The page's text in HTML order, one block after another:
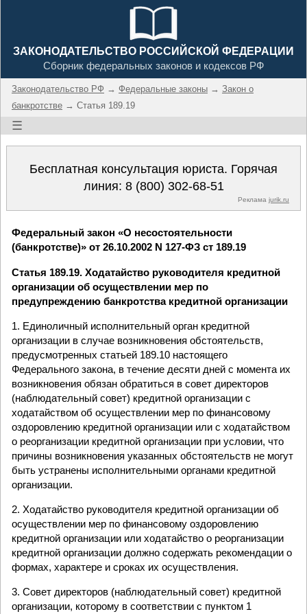
ЗАКОНОДАТЕЛЬСТВО РОССИЙСКОЙ ФЕДЕРАЦИИ
Сборник федеральных законов и кодексов РФ
Законодательство РФ → Федеральные законы → Закон о
банкротстве → Статья 189.19
☰
Бесплатная консультация юриста. Горячая
линия: 8 (800) 302-68-51
Реклама jurik.ru
Федеральный закон «О несостоятельности
(банкротстве)» от 26.10.2002 N 127-ФЗ ст 189.19
Статья 189.19. Ходатайство руководителя кредитной
организации об осуществлении мер по
предупреждению банкротства кредитной организации
1. Единоличный исполнительный орган кредитной
организации в случае возникновения обстоятельств,
предусмотренных статьей 189.10 настоящего
Федерального закона, в течение десяти дней с момента их
возникновения обязан обратиться в совет директоров
(наблюдательный совет) кредитной организации с
ходатайством об осуществлении мер по финансовому
оздоровлению кредитной организации или с ходатайством
о реорганизации кредитной организации при условии, что
причины возникновения указанных обстоятельств не могут
быть устранены исполнительными органами кредитной
организации.
2. Ходатайство руководителя кредитной организации об
осуществлении мер по финансовому оздоровлению
кредитной организации или ходатайство о реорганизации
кредитной организации должно содержать рекомендации о
формах, характере и сроках их осуществления.
3. Совет директоров (наблюдательный совет) кредитной
организации, которому в соответствии с пунктом 1